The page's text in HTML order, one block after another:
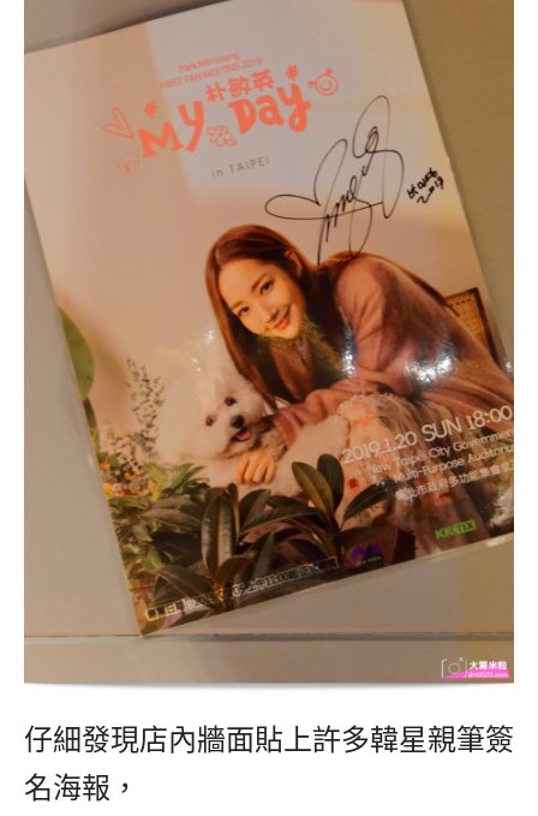
仔細發現店內牆面貼上許多韓星親筆簽
名海報，